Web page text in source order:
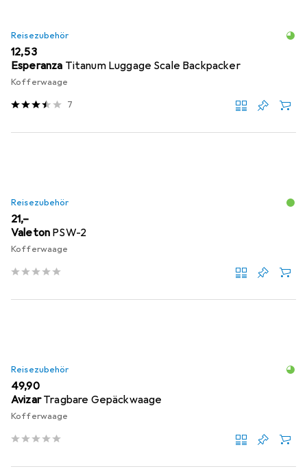
Reisezubehör
EUR
12,53
Esperanza Titanum Luggage Scale Backpacker
Kofferwaage
7
Reisezubehör
EUR
21,–
Valeton PSW-2
Kofferwaage
Reisezubehör
EUR
49,90
Avizar Tragbare Gepäckwaage
Kofferwaage